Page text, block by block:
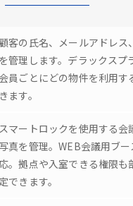
顧客の氏名、メールアドレス
を管理します。デラックスプ
会員ごとにどの物件を利用す
きます。
スマートロックを使用する会
写真を管理。WEB会議用ブ
応。拠点や入室できる権限も
定できます。